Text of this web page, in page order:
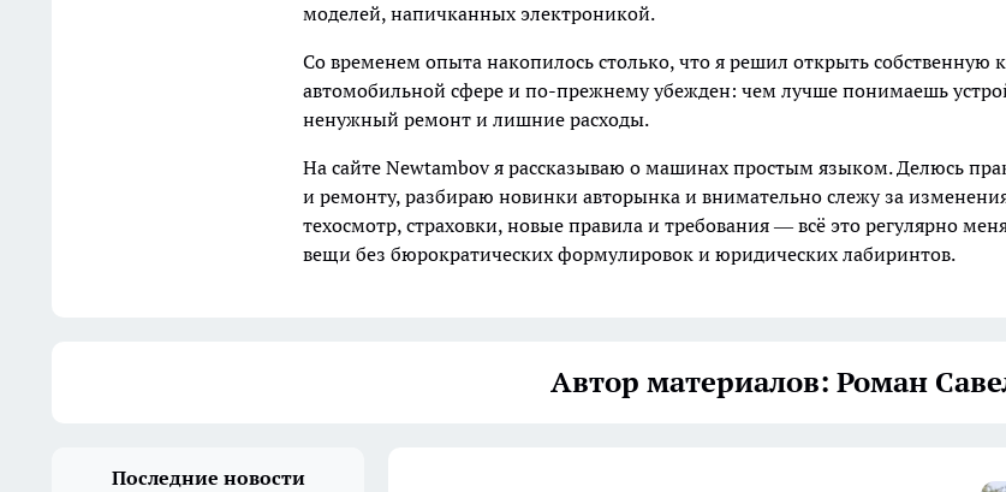
моделей, напичканных электроникой.
Со временем опыта накопилось столько, что я решил открыть
автомобильной сфере и по-прежнему убежден: чем лучше понимаешь
ненужный ремонт и лишние расходы.
На сайте Newtambov я рассказываю о машинах простым языком. Делюсь
и ремонту, разбираю новинки авторынка и внимательно слежу за
техосмотр, страховки, новые правила и требования — всё это регулярно
вещи без бюрократических формулировок и юридических лабиринтов.
Автор материалов: Роман
Последние новости